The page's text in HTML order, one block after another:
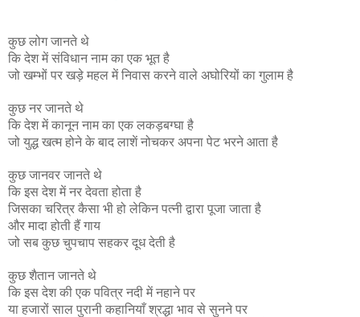
कुछ लोग जानते थे
कि देश में संविधान नाम का एक भूत है
जो खम्भों पर खड़े महल में निवास करने वाले अघोरियों का गुलाम है
कुछ नर जानते थे
कि देश में कानून नाम का एक लकड़बग्घा है
जो युद्ध खत्म होने के बाद लाशें नोचकर अपना पेट भरने आता है
कुछ जानवर जानते थे
कि इस देश में नर देवता होता है
जिसका चरित्र कैसा भी हो लेकिन पत्नी द्वारा पूजा जाता है
और मादा होती हैं गाय
जो सब कुछ चुपचाप सहकर दूध देती है
कुछ शैतान जानते थे
कि इस देश की एक पवित्र नदी में नहाने पर
या हजारों साल पुरानी कहानियाँ श्रद्धा भाव से सुनने पर